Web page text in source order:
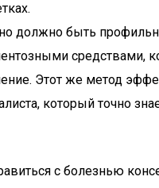
должно быть
средствами,
Этот же метод
который точно
с болезнью